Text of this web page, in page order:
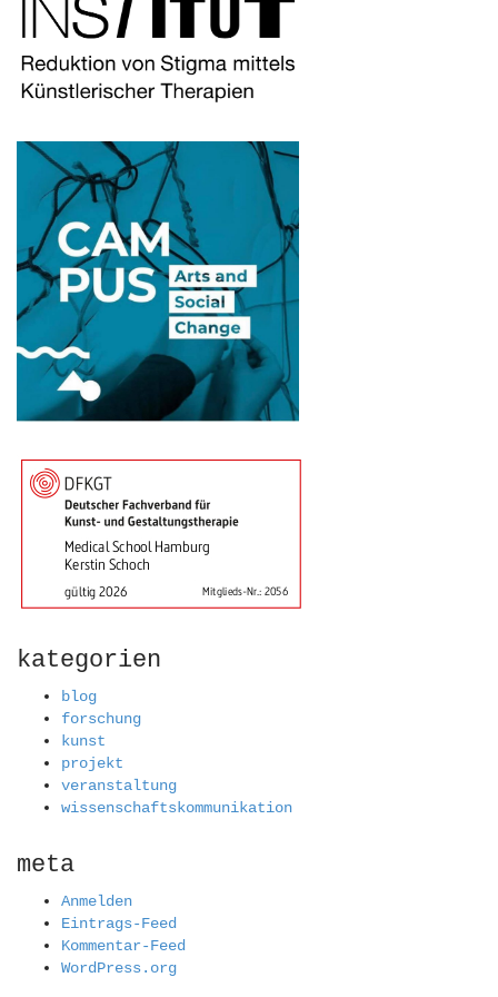
kategorien
blog
forschung
kunst
projekt
veranstaltung
wissenschaftskommunikation
meta
Anmelden
Eintrags-Feed
Kommentar-Feed
WordPress.org